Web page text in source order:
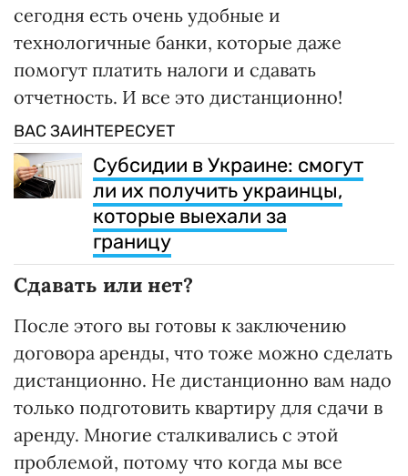
сегодня есть очень удобные и
технологичные банки, которые даже
помогут платить налоги и сдавать
отчетность. И все это дистанционно!
ВАС ЗАИНТЕРЕСУЕТ
Субсидии в Украине: смогут
ли их получить украинцы,
которые выехали за
границу
Сдавать или нет?
После этого вы готовы к заключению
договора аренды, что тоже можно сделать
дистанционно. Не дистанционно вам надо
только подготовить квартиру для сдачи в
аренду. Многие сталкивались с этой
проблемой, потому что когда мы все